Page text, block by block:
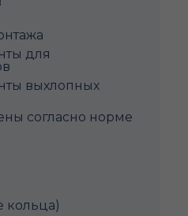
для
выхлопных
согласно норме
кольца)